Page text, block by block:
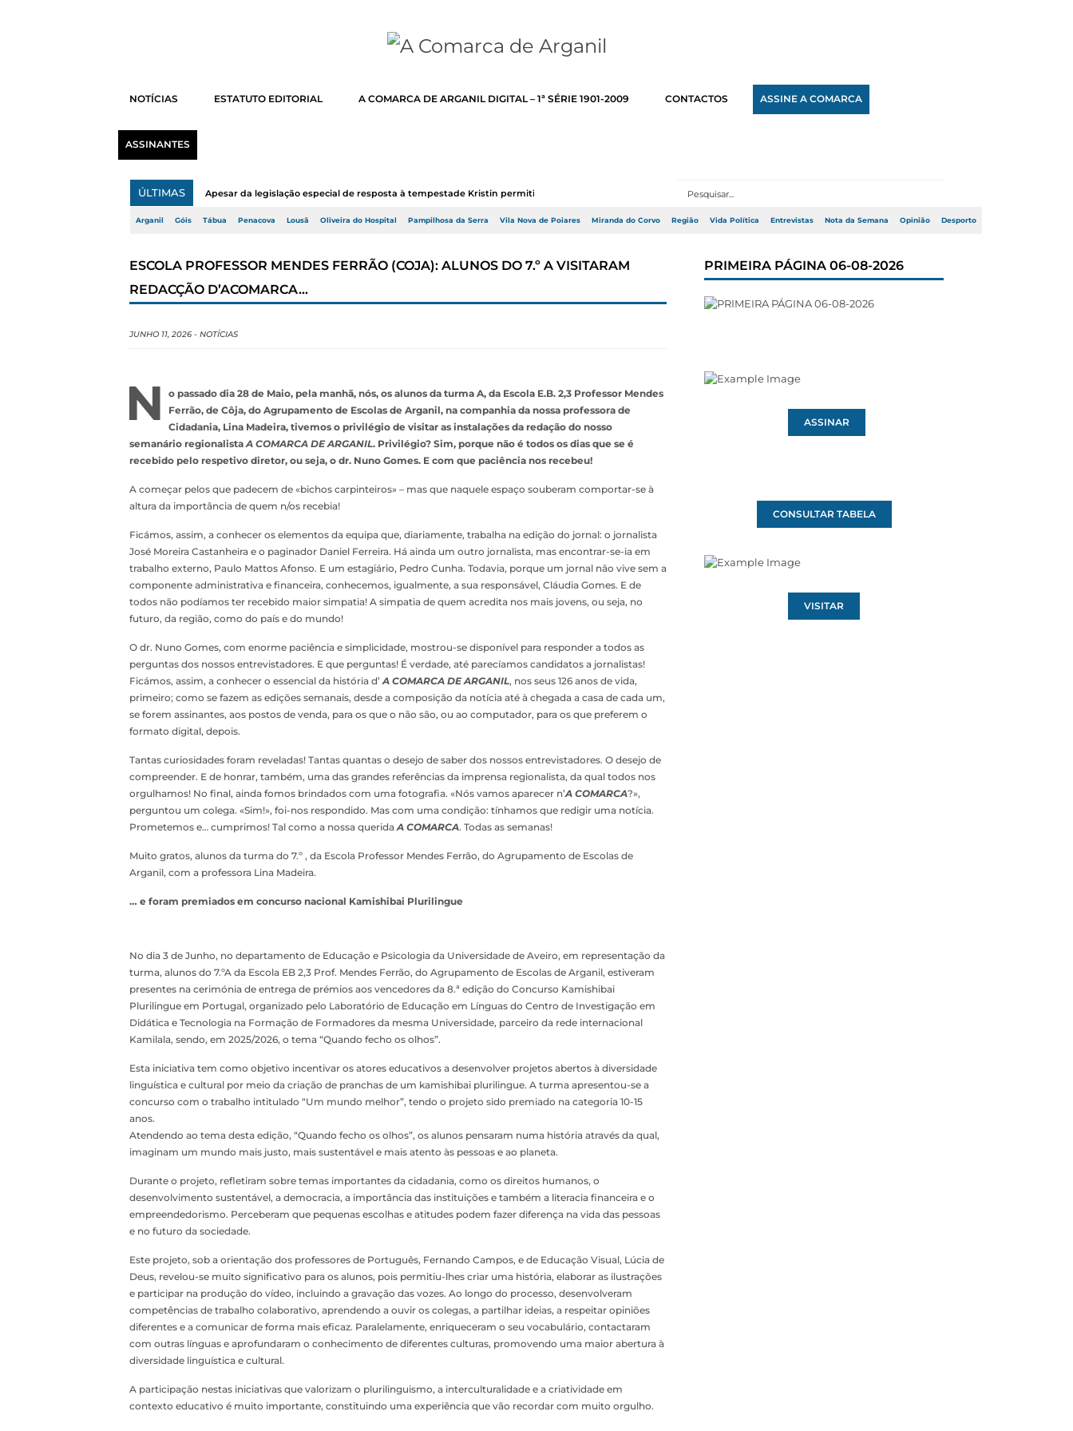
NOTÍCIAS ESTATUTO EDITORIAL A COMARCA DE ARGANIL DIGITAL – 1ª SÉRIE 1901-2009 CONTACTOS ASSINE A COMARCA
ASSINANTES
ÚLTIMAS Apesar da legislação especial de resposta à tempestade Kristin permitir a adj...
Arganil Góis Tábua Penacova Lousã Oliveira do Hospital Pampilhosa da Serra Vila Nova de Poiares Miranda do Corvo Região Vida Política Entrevistas Nota da Semana Opinião Desporto
ESCOLA PROFESSOR MENDES FERRÃO (COJA): ALUNOS DO 7.º A VISITARAM
REDACÇÃO D’ACOMARCA…
JUNHO 11, 2026 - NOTÍCIAS
N
o passado dia 28 de Maio, pela manhã, nós, os alunos da turma A, da Escola E.B. 2,3 Professor Mendes
Ferrão, de Côja, do Agrupamento de Escolas de Arganil, na companhia da nossa professora de
Cidadania, Lina Madeira, tivemos o privilégio de visitar as instalações da redação do nosso
semanário regionalistaA COMARCA DE ARGANIL. Privilégio? Sim, porque não é todos os dias que se é
recebido pelo respetivo diretor, ou seja, o dr. Nuno Gomes. E com que paciência nos recebeu!
A começar pelos que padecem de «bichos carpinteiros» – mas que naquele espaço souberam comportar-se à
altura da importância de quem n/os recebia!
Ficámos, assim, a conhecer os elementos da equipa que, diariamente, trabalha na edição do jornal: o jornalista
José Moreira Castanheira e o paginador Daniel Ferreira. Há ainda um outro jornalista, mas encontrar-se-ia em
trabalho externo, Paulo Mattos Afonso. E um estagiário, Pedro Cunha. Todavia, porque um jornal não vive sem a
componente administrativa e financeira, conhecemos, igualmente, a sua responsável, Cláudia Gomes. E de
todos não podíamos ter recebido maior simpatia! A simpatia de quem acredita nos mais jovens, ou seja, no
futuro, da região, como do país e do mundo!
O dr. Nuno Gomes, com enorme paciência e simplicidade, mostrou-se disponível para responder a todos as
perguntas dos nossos entrevistadores. E que perguntas! É verdade, até parecíamos candidatos a jornalistas!
Ficámos, assim, a conhecer o essencial da história d’A COMARCA DE ARGANIL, nos seus 126 anos de vida,
primeiro; como se fazem as edições semanais, desde a composição da notícia até à chegada a casa de cada um,
se forem assinantes, aos postos de venda, para os que o não são, ou ao computador, para os que preferem o
formato digital, depois.
Tantas curiosidades foram reveladas! Tantas quantas o desejo de saber dos nossos entrevistadores. O desejo de
compreender. E de honrar, também, uma das grandes referências da imprensa regionalista, da qual todos nos
orgulhamos! No final, ainda fomos brindados com uma fotografia. «Nós vamos aparecer n’A COMARCA?»,
perguntou um colega. «Sim!», foi-nos respondido. Mas com uma condição: tínhamos que redigir uma notícia.
Prometemos e… cumprimos! Tal como a nossa queridaA COMARCA. Todas as semanas!
Muito gratos, alunos da turma do 7.º , da Escola Professor Mendes Ferrão, do Agrupamento de Escolas de
Arganil, com a professora Lina Madeira.
… e foram premiados em concurso nacional Kamishibai Plurilingue
No dia 3 de Junho, no departamento de Educação e Psicologia da Universidade de Aveiro, em representação da
turma, alunos do 7.ºA da Escola EB 2,3 Prof. Mendes Ferrão, do Agrupamento de Escolas de Arganil, estiveram
presentes na cerimónia de entrega de prémios aos vencedores da 8.ª edição do Concurso Kamishibai
Plurilingue em Portugal, organizado pelo Laboratório de Educação em Línguas do Centro de Investigação em
Didática e Tecnologia na Formação de Formadores da mesma Universidade, parceiro da rede internacional
Kamilala, sendo, em 2025/2026, o tema “Quando fecho os olhos”.
Esta iniciativa tem como objetivo incentivar os atores educativos a desenvolver projetos abertos à diversidade
linguística e cultural por meio da criação de pranchas de um kamishibai plurilingue. A turma apresentou-se a
concurso com o trabalho intitulado “Um mundo melhor”, tendo o projeto sido premiado na categoria 10-15
anos.
Atendendo ao tema desta edição, “Quando fecho os olhos”, os alunos pensaram numa história através da qual,
imaginam um mundo mais justo, mais sustentável e mais atento às pessoas e ao planeta.
Durante o projeto, refletiram sobre temas importantes da cidadania, como os direitos humanos, o
desenvolvimento sustentável, a democracia, a importância das instituições e também a literacia financeira e o
empreendedorismo. Perceberam que pequenas escolhas e atitudes podem fazer diferença na vida das pessoas
e no futuro da sociedade.
Este projeto, sob a orientação dos professores de Português, Fernando Campos, e de Educação Visual, Lúcia de
Deus, revelou-se muito significativo para os alunos, pois permitiu-lhes criar uma história, elaborar as ilustrações
e participar na produção do vídeo, incluindo a gravação das vozes. Ao longo do processo, desenvolveram
competências de trabalho colaborativo, aprendendo a ouvir os colegas, a partilhar ideias, a respeitar opiniões
diferentes e a comunicar de forma mais eficaz. Paralelamente, enriqueceram o seu vocabulário, contactaram
com outras línguas e aprofundaram o conhecimento de diferentes culturas, promovendo uma maior abertura à
diversidade linguística e cultural.
A participação nestas iniciativas que valorizam o plurilinguismo, a interculturalidade e a criatividade em
contexto educativo é muito importante, constituindo uma experiência que vão recordar com muito orgulho.
PRIMEIRA PÁGINA 06-08-2026
ASSINAR
CONSULTAR TABELA
VISITAR